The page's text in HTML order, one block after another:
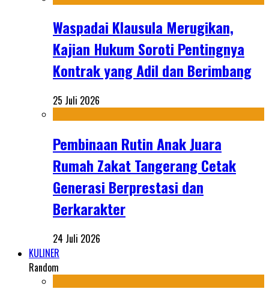
Waspadai Klausula Merugikan,
Kajian Hukum Soroti Pentingnya
Kontrak yang Adil dan Berimbang
25 Juli 2026
Pembinaan Rutin Anak Juara
Rumah Zakat Tangerang Cetak
Generasi Berprestasi dan
Berkarakter
24 Juli 2026
KULINER
Random